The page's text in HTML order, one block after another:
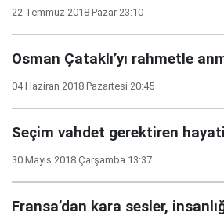
22 Temmuz 2018 Pazar 23:10
Osman Çataklı’yı rahmetle
04 Haziran 2018 Pazartesi 20:45
Seçim vahdet gerektiren
30 Mayıs 2018 Çarşamba 13:37
Fransa’dan kara sesler,